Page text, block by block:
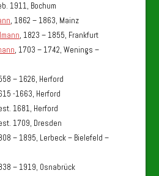
1911, Bochum
, 1862 – 1863, Mainz
, 1823 – 1855, Frankfurt
, 1703 – 1742, Wenings –
– 1626, Herford
-1663, Herford
1681, Herford
1709, Dresden
– 1895, Lerbeck – Bielefeld –
– 1919, Osnabrück